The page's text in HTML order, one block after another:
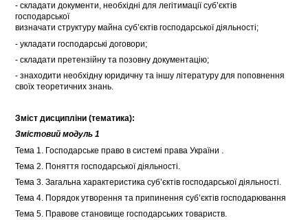
- складати документи, необхідні для легітимації суб’єктів
господарської
визначати структуру майна суб’єктів господарської діяльності;
- укладати господарські договори;
- складати претензійну та позовну документацію;
- знаходити необхідну юридичну та іншу літературу для поповнення
своїх теоретичних знань.
Зміст дисципліни (тематика):
Змістовий модуль 1
Тема 1. Господарське право в системі права України .
Тема 2. Поняття господарської діяльності.
Тема 3. Загальна характеристика суб’єктів господарської діяльності.
Тема 4. Порядок утворення та припинення суб’єктів господарювання
Тема 5. Правове становище господарських товариств.